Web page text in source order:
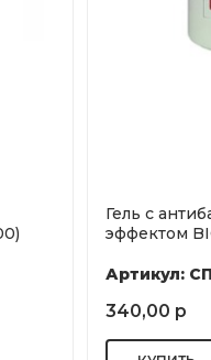
Гель с
эффектом
Артикул:
340,00 р